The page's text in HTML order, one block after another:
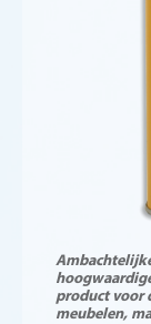
product voor
meubelen,